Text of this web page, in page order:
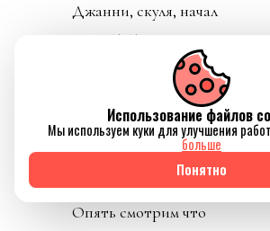
Джанни, скуля, начал
репостить копирующие
текст друг друга посты
приветствовавших
решение его,
Инфантино, отменить
план прихватизации.
Опять смотрим что
Использование файлов
Мы используем куки для улучшения
больше
Понятно